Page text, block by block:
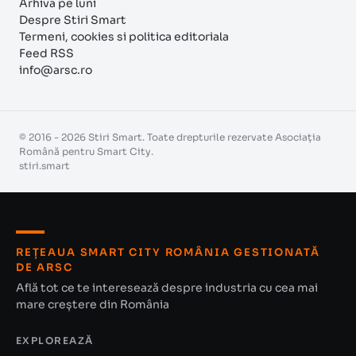
Arhiva pe luni
Despre Stiri Smart
Termeni, cookies si politica editoriala
Feed RSS
info@arsc.ro
© 2016 - 2026 Stiri Smart. Toate drepturile rezervate Asociația
Română pentru Smart City.
stiri.smart
REȚEAUA SMART CITY ROMÂNIA GESTIONATĂ
DE ARSC
Află tot ce te interesează despre industria cu cea mai
mare creștere din România
EXPLOREAZĂ